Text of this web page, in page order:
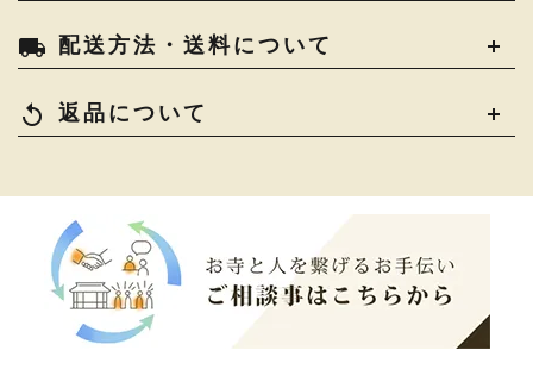
local_shipping 配送方法・送料について
replay 返品について